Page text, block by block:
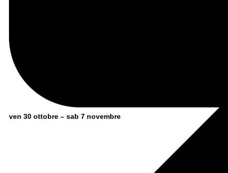
ven 30 ottobre – sab 7 novembre